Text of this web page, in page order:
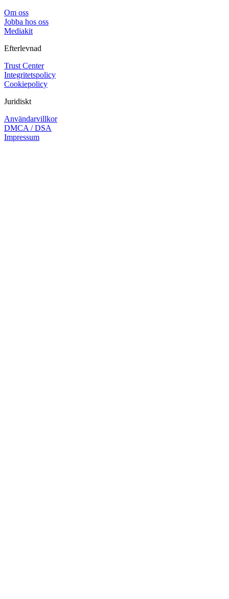
Om oss
Jobba hos oss
Mediakit
Efterlevnad
Trust Center
Integritetspolicy
Cookiepolicy
Juridiskt
Användarvillkor
DMCA / DSA
Impressum